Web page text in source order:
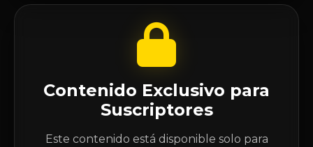
Contenido Exclusivo para
Suscriptores
Este contenido está disponible solo para